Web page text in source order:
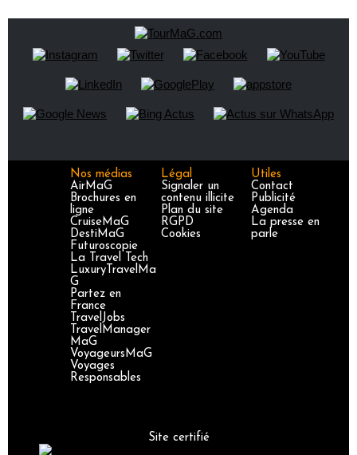
Nos médias
AirMaG
Brochures en
ligne
CruiseMaG
DestiMaG
Futuroscopie
La Travel Tech
LuxuryTravelMa
G
Partez en
France
TravelJobs
TravelManager
MaG
VoyageursMaG
Voyages
Responsables
Légal
Signaler un
contenu illicite
Plan du site
RGPD
Cookies
Utiles
Contact
Publicité
Agenda
La presse en
parle
Site certifié